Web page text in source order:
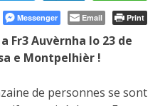
Messenger Email Print
Auvèrnha lo 23 de
e Montpelhièr !
de personnes se sont